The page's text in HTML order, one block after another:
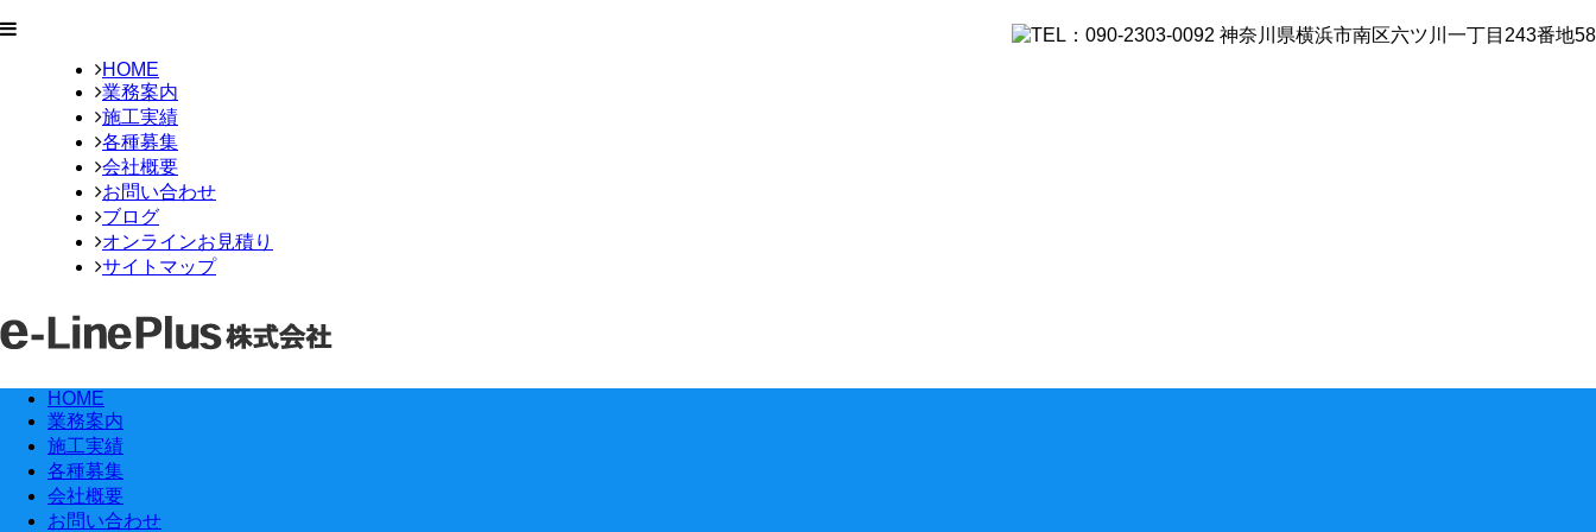
HOME
業務案内
施工実績
各種募集
会社概要
お問い合わせ
ブログ
オンラインお見積り
サイトマップ
HOME
業務案内
施工実績
各種募集
会社概要
お問い合わせ